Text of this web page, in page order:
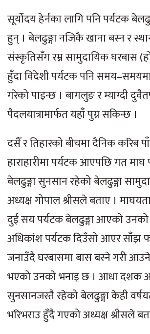
सूर्योदय हेर्नका लागि पनि पर्यटक
हुन् । बेलढुङ्गा नजिकै खाना बस्न र
संस्कृतिसँग रम्न सामुदायिक घरबास
हुँदा विदेशी पर्यटक पनि
गरेको पाइन्छ । बागलुङ र म्याग्दी
पैदलयात्रामार्फत यहाँ पुग्न सकिन्छ ।
दसैँ र तिहारको बीचमा दैनिक करिब
हाराहारीमा पर्यटक आएपछि गत माघ
बेलढुङ्गा सुनसान रहेको बेलढुङ्गा
अध्यक्ष गोपाल श्रीसले बताए ।
दुई सय पर्यटक बेलढुङ्गा आएको
अधिकांश पर्यटक दिउँसो आएर साँझ
जनाउँदै घरबासमा बास बस्ने गरी
भएको उनको भनाइ छ । आधा दशक
सुनसानजस्तै रहेको बेलढुङ्गा केही
भरिभराउ हुँदै गएको अध्यक्ष श्रीसले